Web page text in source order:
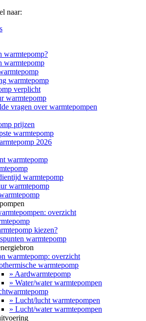
naar:
warmtepomp?
warmtepomp
warmtepomp
verplicht
warmtepomp
vragen over warmtepompen
prijzen
warmtepomp
2026
warmtepomp
warmtepomp
warmtepomp
overzicht
kiezen?
warmtepomp
warmtepomp: overzicht
warmtepomp
» Aardwarmtepomp
» Water/water warmtepompen
» Lucht/lucht warmtepompen
» Lucht/water warmtepompen